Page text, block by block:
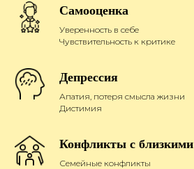
Самооценка
Уверенность в себе
Чувствительность к критике
Депрессия
Апатия, потеря смысла жизни
Дистимия
Конфликты с близкими
Семейные конфликты